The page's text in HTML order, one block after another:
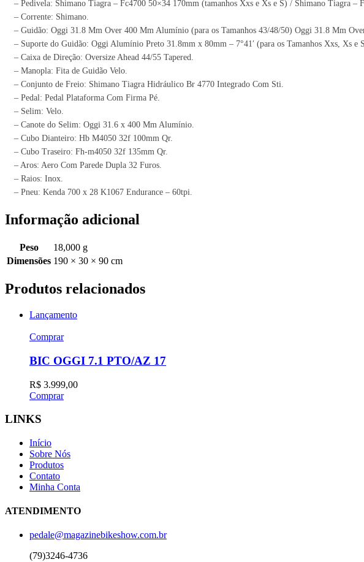
– Pedivela: Shimano Tiagra – Fc4700 50×34 170mm (tamanhos Xxs e Xs e S) / Shimano Tiagra
– Corrente: Shimano.
– Guidão: Oggi 31.8 Mm Over 400 Mm Alumínio (para os Tamanhos 43/48/50) Oggi 31.8 Mm
– Suporte do Guidão: Oggi Alumínio Preto 31.8mm x 80mm – 7°41′ (para os Tamanhos Xxs, Xs
– Caixa de Direção: Oversize Ahead 44/55 Tapered.
– Manopla: Fita de Guidão Velo.
– Conjunto de Freio: Shimano Tiagra Hidráulico Br 4770 Integrado Com Sti.
– Pedal: Pedal Plataforma Com Firma Pé.
– Selim: Velo.
– Canote do Selim: Oggi 31.6 x 400 Mm Alumínio.
– Cubo Dianteiro: Hb M4050 32f 100mm Qr.
– Cubo Traseiro: Fh-m4050 32f 135mm Qr.
– Aros: Aero Com Parede Dupla 32 Furos.
– Raios: Inox.
– Pneu: Kenda 700 x 28 K1067 Endurance – 60tpi.
Informação adicional
Peso
18,000 g
Dimensões 190 × 30 × 90 cm
Produtos relacionados
Lançamento
Comprar
BIC OGGI 7.1 PTO/AZ 17
R$ 3.999,00
Comprar
LINKS
Início
Sobre Nós
Produtos
Contato
Minha Conta
ATENDIMENTO
pedale@magazinebikeshow.com.br
(79)3246-4736